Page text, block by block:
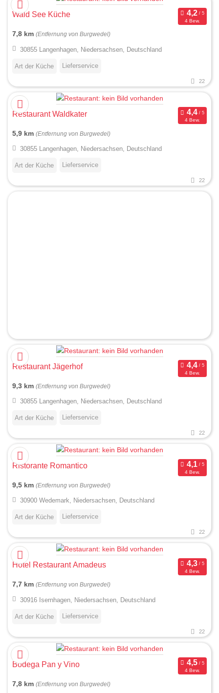
Wald See Küche
4 Bew.
7,8 km (Entfernung von Burgwedel)
30855 Langenhagen, Niedersachsen, Deutschland
Art der Küche Lieferservice
22
Restaurant Waldkater
4 Bew.
5,9 km (Entfernung von Burgwedel)
30855 Langenhagen, Niedersachsen, Deutschland
Art der Küche Lieferservice
22
Restaurant Jägerhof
4 Bew.
9,3 km (Entfernung von Burgwedel)
30855 Langenhagen, Niedersachsen, Deutschland
Art der Küche Lieferservice
22
Ristorante Romantico
4 Bew.
9,5 km (Entfernung von Burgwedel)
30900 Wedemark, Niedersachsen, Deutschland
Art der Küche Lieferservice
22
Hotel Restaurant Amadeus
4 Bew.
7,7 km (Entfernung von Burgwedel)
30916 Isernhagen, Niedersachsen, Deutschland
Art der Küche Lieferservice
22
Bodega Pan y Vino
4 Bew.
7,8 km (Entfernung von Burgwedel)